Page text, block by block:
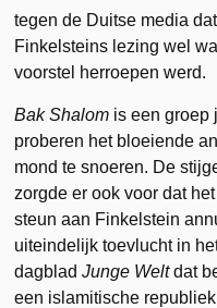
tegen de Duitse media
Finkelsteins lezing wel
voorstel herroepen werd.
Bak Shalom is een groep
proberen het bloeiende
mond te snoeren. De
zorgde er ook voor dat
steun aan Finkelstein
uiteindelijk toevlucht in
dagbladJunge Weltdat
een islamitische